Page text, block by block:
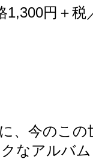
1,300円＋税
、今のこ
なアルバ